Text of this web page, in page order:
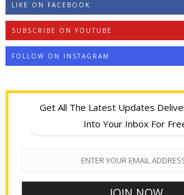
LIKE ON FACEBOOK
SUBSCRIBE ON YOUTUBE
FOLLOW ON INSTAGRAM
Get All The Latest Updates
Into Your Inbox For